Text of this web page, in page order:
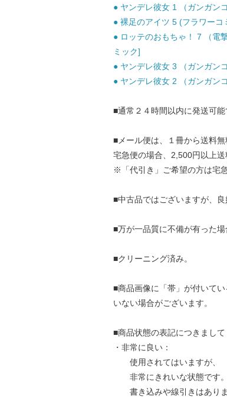
● ヤンデレ彼女 1 （ガンガン
● 裸足のアイツ 5 (フラワー
● ロッテのおもちゃ！ 7 （電
ミック]
● ヤンデレ彼女 3 （ガンガン
● ヤンデレ彼女 2 （ガンガン
■通常２４時間以内に発送可能
■メール便は、１冊から送料無
宅急便の場合、2,500円以上送
※「代引き」ご希望の方は宅
■中古品ではございますが、良
■万が一品質に不備が有った場
■クリーニング済み。
■商品画像に「帯」が付いて
いない場合がございます。
■商品状態の表記につきまして
・非常に良い：
使用されてはいますが、
非常にきれいな状態です。
書き込みや線引きはありま